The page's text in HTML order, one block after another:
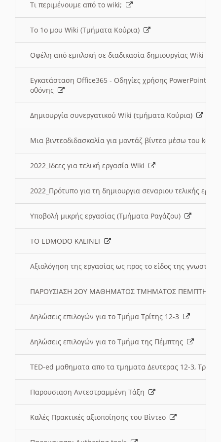
Τι περιμένουμε από το wiki;
Το 1ο μου Wiki (Τμήματα Κούρια)
Οφέλη από εμπλοκή σε διαδικασία δημιουργίας Wiki
Εγκατάσταση Office365 - Οδηγίες χρήσης PowerPoint
οθόνης
Δημιουργία συνεργατικού Wiki (τμήματα Κούρια)
Μια βιντεοδιδασκαλία για μοντάζ βίντεο μέσω του
2022_Ιδεες για τελική εργασία Wiki
2022_Πρότυπο για τη δημιουργια σεναριου τελικής
Υποβολή μικρής εργασίας (Τμήματα Ραγάζου)
ΤΟ EDMODO ΚΛΕΙΝΕΙ
Αξιολόγηση της εργασίας ως προς το είδος της
ΠΑΡΟΥΣΙΑΣΗ 2ΟΥ ΜΑΘΗΜΑΤΟΣ ΤΜΗΜΑΤΟΣ
Δηλώσεις επιλογών για το Τμήμα Τρίτης 12-3
Δηλώσεις επιλογών για το Τμήμα της Πέμπτης
TED-ed μαθηματα απο τα τμηματα Δευτερας 12-3,
Παρουσιαση Αντεστραμμένη Τάξη
Καλές Πρακτικές αξιοποίησης του Βίντεο